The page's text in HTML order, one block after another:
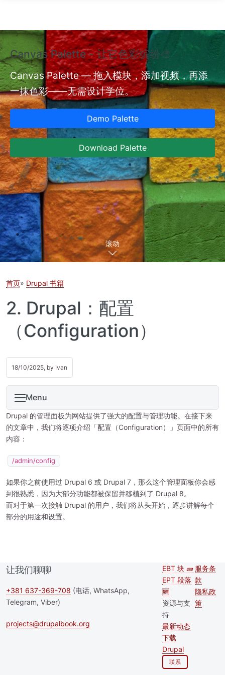
Canvas Palette - 让它色彩缤纷🎨
Canvas Palette — 拖入模块，添加视频，再添
一抹色彩——无需设计学位。
Demo Palette
Download Palette
滚动
首页 Drupal 书籍
2. Drupal：配置
（Configuration）
18/10/2025, by Ivan
Menu
Drupal 的管理面板为网站提供了强大的配置与管理功能。在接下来
的文章中，我们将逐项介绍「配置（Configuration）」页面中的所有
内容：
/admin/config
如果你之前使用过 Drupal 6 或 Drupal 7，那么这个管理面板你会感
到很熟悉，因为大部分功能都被保留并移植到了 Drupal 8。
而对于第一次接触 Drupal 的用户，我们将从头开始，逐步讲解每个
部分的用途和设置。
让我们聊聊
+381 637-369-708 (电话, WhatsApp,
Telegram, Viber)
projects@drupalbook.org
Second
footer
menu
EBT 块 🧱
EPT 段落
🆕
资源与支
持
最新动态
下载
Drupal
联系
服务条
款
隐私政
策